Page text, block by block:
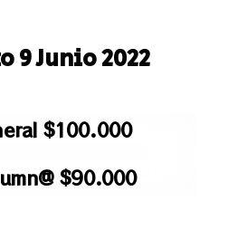
9 Junio 2022
$100.000
$90.000